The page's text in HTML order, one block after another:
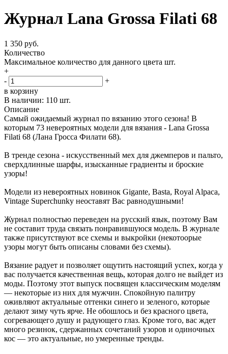
Журнал Lana Grossa Filati 68
1 350 руб.
Количество
Максимальное количество для данного цвета шт.
+
-
+
в корзину
В наличии: 110 шт.
Описание
Самый ожидаемый журнал по вязанию этого сезона! В
которым 73 невероятных модели для вязания - Lana Grossa
Filati 68 (Лана Гросса Филати 68).
В тренде сезона - искусственный мех для джемперов и пальто,
сверхдлинные шарфы, изысканные градиенты и броские
узоры!
Модели из невероятных новинок Gigante, Basta, Royal Alpaca,
Vintage Superchunky неоставят Вас равнодушными!
Журнал полностью переведен на русский язык, поэтому Вам
не составит труда связать понравившуюся модель. В журнале
также присутствуют все схемы и выкройки (некотоорые
узоры могут быть описаны словами без схемы).
Вязание радует и позволяет ощутить настоящий успех, когда у
вас получается качественная вещь, которая долго не выйдет из
моды. Поэтому этот выпуск посвящен классическим моделям
— некоторые из них для мужчин. Спокойную палитру
оживляют актуальные оттенки синего и зеленого, которые
делают зиму чуть ярче. Не обошлось и без красного цвета,
согревающего душу и радующего глаз. Кроме того, вас ждет
много резинок, сдержанных сочетаний узоров и одиночных
кос — это актуальные, но умеренные тренды.